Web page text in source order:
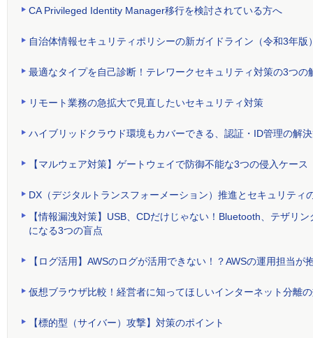
CA Privileged Identity Manager移行を検討されている方へ
自治体情報セキュリティポリシーの新ガイドライン（令和3年版
最適なタイプを自己診断！テレワークセキュリティ対策の3つの
リモート業務の急拡大で見直したいセキュリティ対策
ハイブリッドクラウド環境もカバーできる、認証・ID管理の解
【マルウェア対策】ゲートウェイで防御不能な3つの侵入ケース
DX（デジタルトランスフォーメーション）推進とセキュリティ
【情報漏洩対策】USB、CDだけじゃない！Bluetooth、テザリ
になる3つの盲点
【ログ活用】AWSのログが活用できない！？AWSの運用担当が
仮想ブラウザ比較！経営者に知ってほしいインターネット分離
【標的型（サイバー）攻撃】対策のポイント